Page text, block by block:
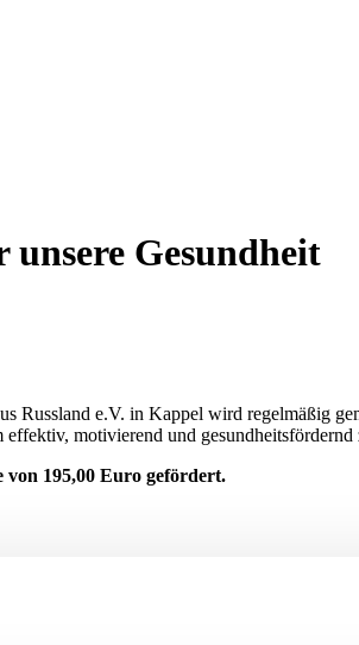
Gesundheit
Russland e.V. in Kappel wird regelmäßig
motivierend und
195,00 Euro gefördert.